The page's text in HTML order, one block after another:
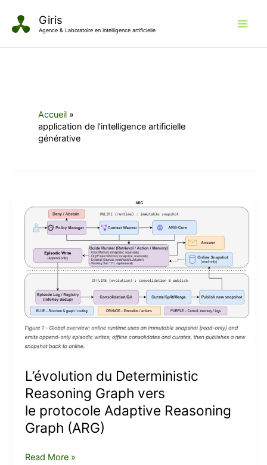
contenu
Giris
Agence & Laboratoire en intelligence artificielle
Accueil
application de l’intelligence artificielle
générative
L’évolution du Deterministic
Reasoning Graph vers
le protocole Adaptive Reasoning
Graph (ARG)
du
Deterministic
Reasoning
Graph
vers
Adaptive
Reasoning
Graph
(ARG)
Read More »